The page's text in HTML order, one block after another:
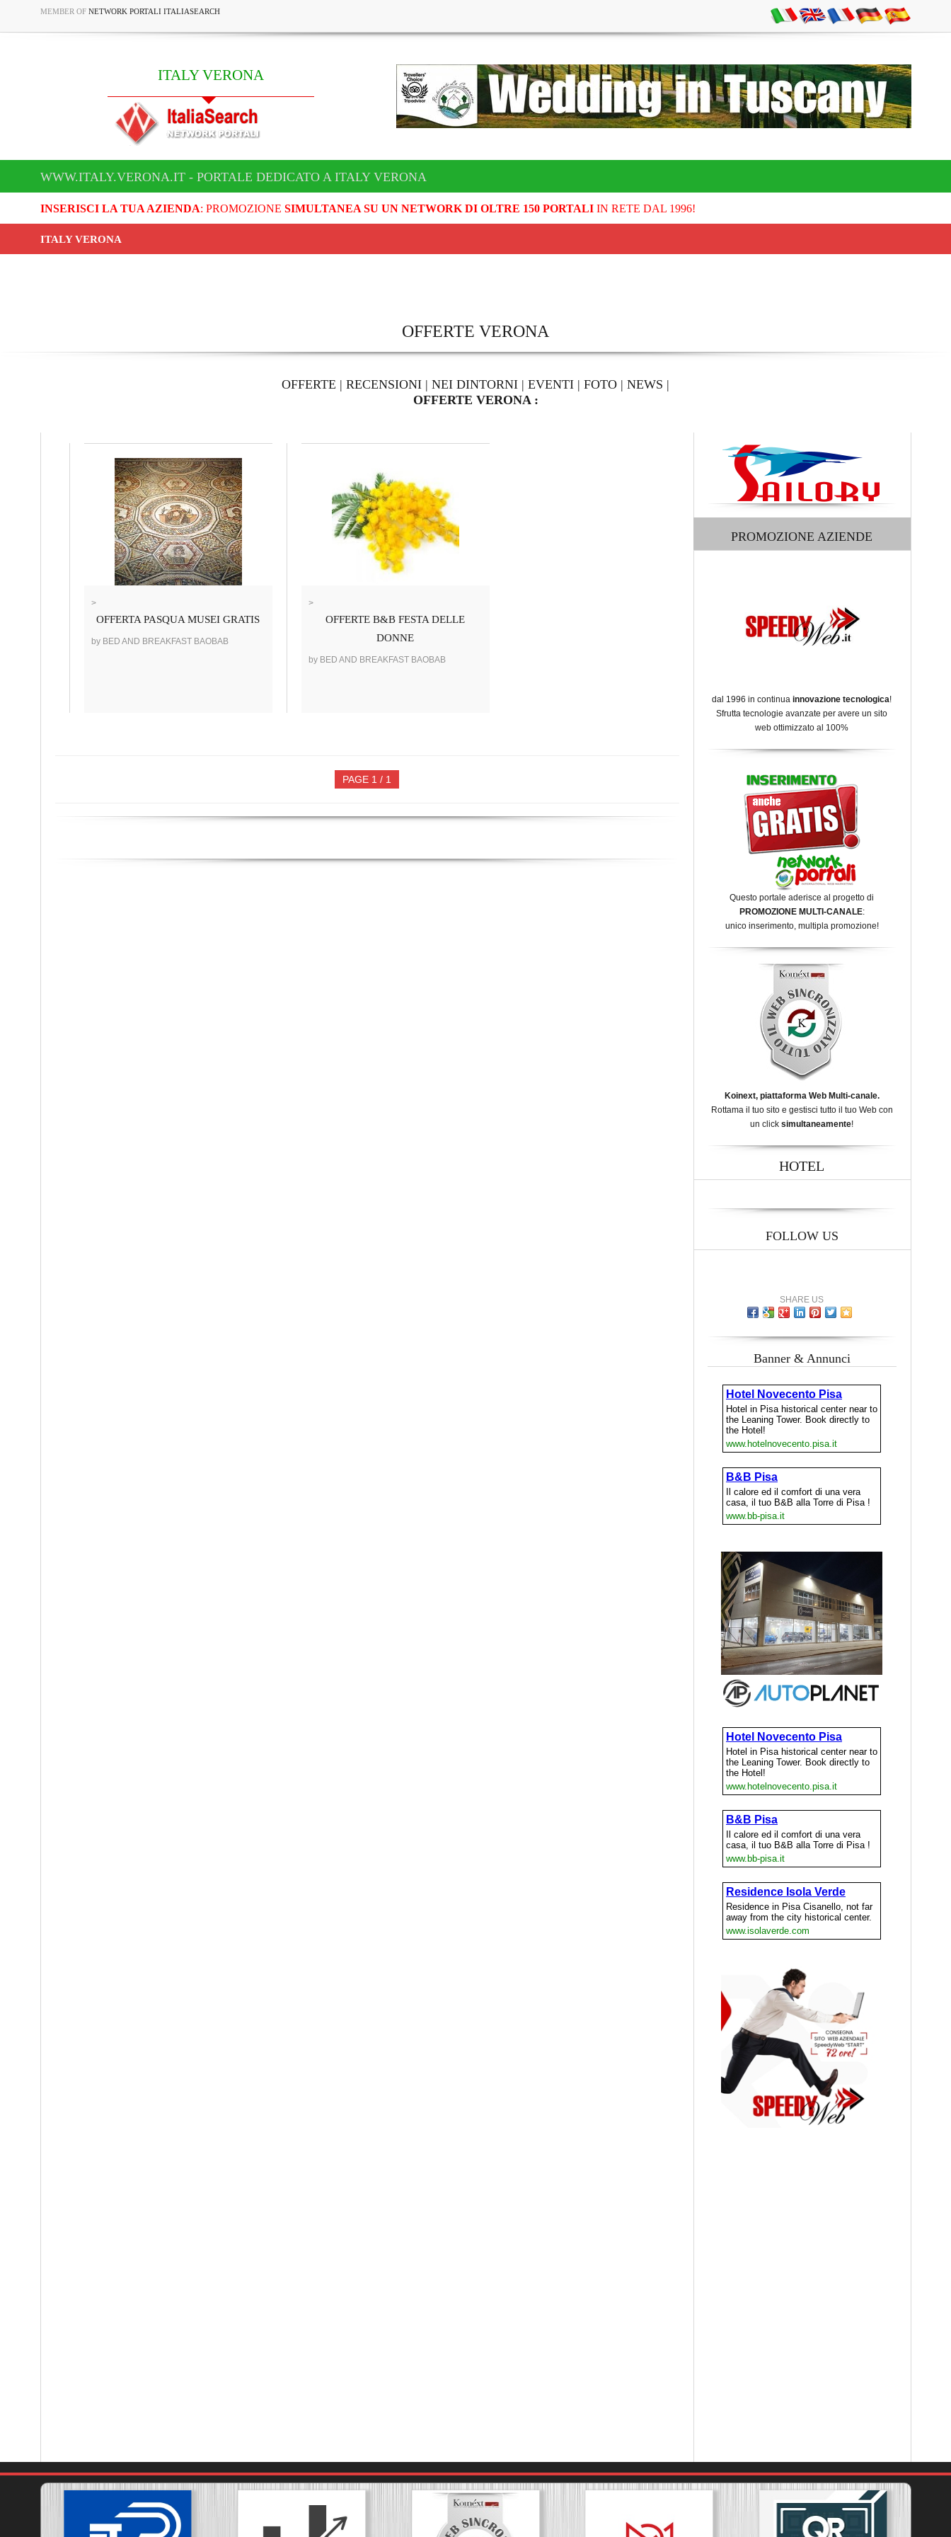
MEMBER OF NETWORK PORTALI ITALIASEARCH
ITALY VERONA
WWW.ITALY.VERONA.IT - PORTALE DEDICATO A ITALY VERONA
INSERISCI LA TUA AZIENDA: PROMOZIONE SIMULTANEA SU UN NETWORK DI OLTRE 150 PORTALIIN RETE DAL 1996!
ITALY VERONA
OFFERTE VERONA
OFFERTE | RECENSIONI | NEI DINTORNI | EVENTI | FOTO | NEWS |
OFFERTE VERONA :
>
OFFERTA PASQUA MUSEI GRATIS
by BED AND BREAKFAST BAOBAB
>
OFFERTE B&B FESTA DELLE
DONNE
by BED AND BREAKFAST BAOBAB
PAGE 1 / 1
PROMOZIONE AZIENDE
dal 1996 in continua innovazione tecnologica!
Sfrutta tecnologie avanzate per avere un sito
web ottimizzato al 100%
Questo portale aderisce al progetto di
PROMOZIONE MULTI-CANALE:
unico inserimento, multipla promozione!
Koinext, piattaforma Web Multi-canale.
Rottama il tuo sito e gestisci tutto il tuo Web con
un click simultaneamente!
HOTEL
FOLLOW US
SHARE US
Banner & Annunci